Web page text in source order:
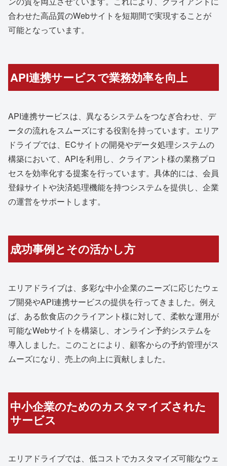
合わせた高品質のWebサイトを短期間で実現することが
可能となっています。
API連携サービスで業務効率を向上
API連携サービスは、異なるシステムをつなぎ合わせ、デ
ータの流れをスムーズにする役割を持っています。エリア
ドライブでは、ECサイトの開発やデータ処理システムの
構築において、APIを利用し、クライアント様の業務プロ
セスを効率化する提案を行っています。具体的には、会員
登録サイトや決済処理機能を持つシステムを提供し、企業
の運営をサポートします。
成功事例とその活かし方
エリアドライブは、多彩な中小企業のニーズに応じたウェ
ブ開発やAPI連携サービスの提供を行ってきました。例え
ば、ある飲食店のクライアント様に対して、柔軟な運用が
可能なWebサイトを構築し、オンライン予約システムを
導入しました。このことにより、顧客からの予約管理がス
ムーズになり、売上の向上に貢献しました。
中小企業のためのカスタマイズされた
サービス
エリアドライブでは、低コストでカスタマイズ可能なウェ